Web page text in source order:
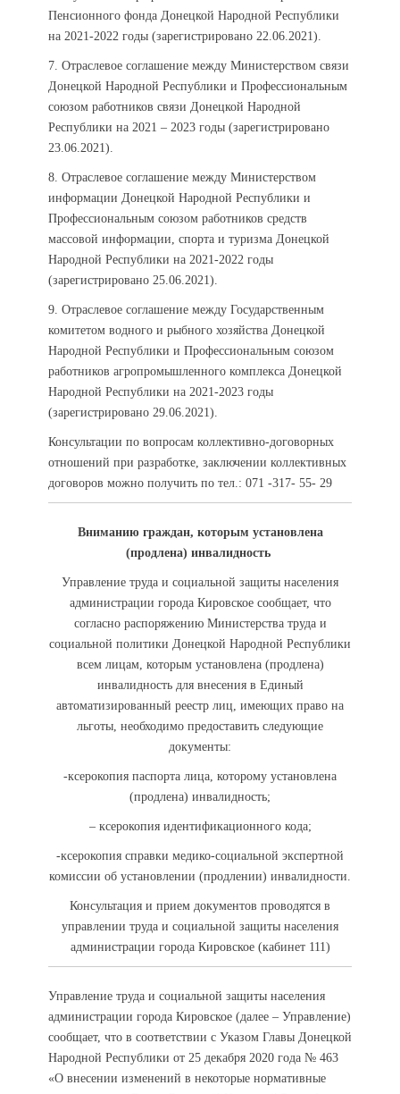
Пенсионного фонда Донецкой Народной Республики
на 2021-2022 годы (зарегистрировано 22.06.2021).
7. Отраслевое соглашение между Министерством связи
Донецкой Народной Республики и Профессиональным
союзом работников связи Донецкой Народной
Республики на 2021 – 2023 годы (зарегистрировано
23.06.2021).
8. Отраслевое соглашение между Министерством
информации Донецкой Народной Республики и
Профессиональным союзом работников средств
массовой информации, спорта и туризма Донецкой
Народной Республики на 2021-2022 годы
(зарегистрировано 25.06.2021).
9. Отраслевое соглашение между Государственным
комитетом водного и рыбного хозяйства Донецкой
Народной Республики и Профессиональным союзом
работников агропромышленного комплекса Донецкой
Народной Республики на 2021-2023 годы
(зарегистрировано 29.06.2021).
Консультации по вопросам коллективно-договорных
отношений при разработке, заключении коллективных
договоров можно получить по тел.: 071 -317- 55- 29
Вниманию граждан, которым установлена
(продлена) инвалидность
Управление труда и социальной защиты населения
администрации города Кировское сообщает, что
согласно распоряжению Министерства труда и
социальной политики Донецкой Народной Республики
всем лицам, которым установлена (продлена)
инвалидность для внесения в Единый
автоматизированный реестр лиц, имеющих право на
льготы, необходимо предоставить следующие
документы:
-ксерокопия паспорта лица, которому установлена
(продлена) инвалидность;
– ксерокопия идентификационного кода;
-ксерокопия справки медико-социальной экспертной
комиссии об установлении (продлении) инвалидности.
Консультация и прием документов проводятся в
управлении труда и социальной защиты населения
администрации города Кировское (кабинет 111)
Управление труда и социальной защиты населения
администрации города Кировское (далее – Управление)
сообщает, что в соответствии с Указом Главы Донецкой
Народной Республики от 25 декабря 2020 года № 463
«О внесении изменений в некоторые нормативные